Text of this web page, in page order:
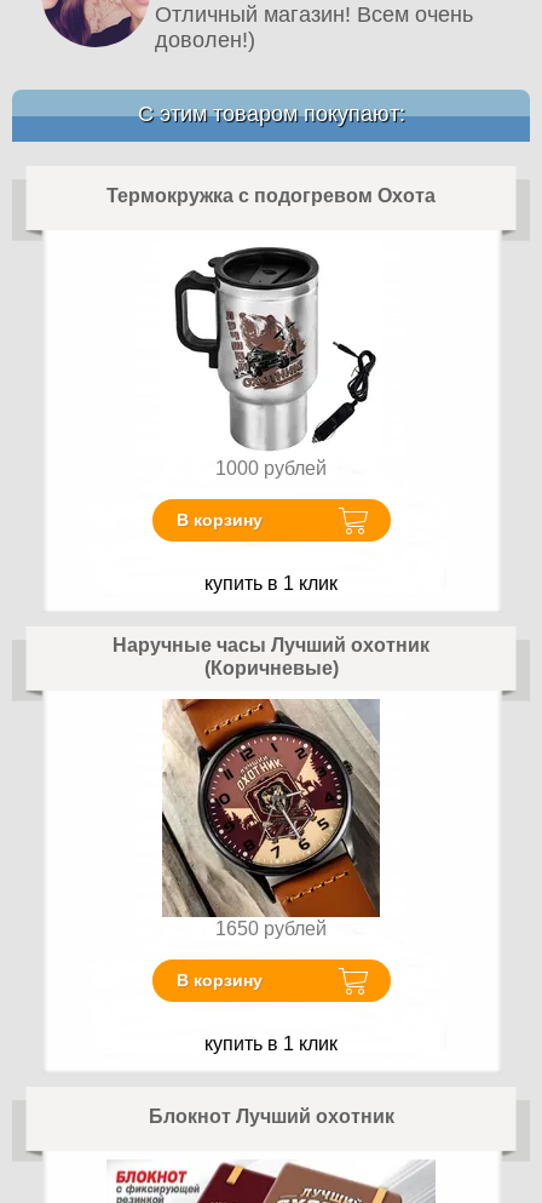
Отличный магазин! Всем очень
доволен!)
С этим товаром покупают:
Термокружка с подогревом Охота
1000 рублей
В корзину
купить в 1 клик
Наручные часы Лучший охотник
(Коричневые)
1650 рублей
В корзину
купить в 1 клик
Блокнот Лучший охотник